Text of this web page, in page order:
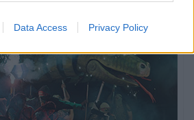
Data Access Privacy Policy